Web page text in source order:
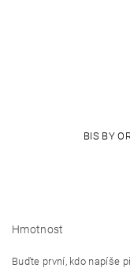
BIS BY
Hmotnost
Buďte první, kdo napíše